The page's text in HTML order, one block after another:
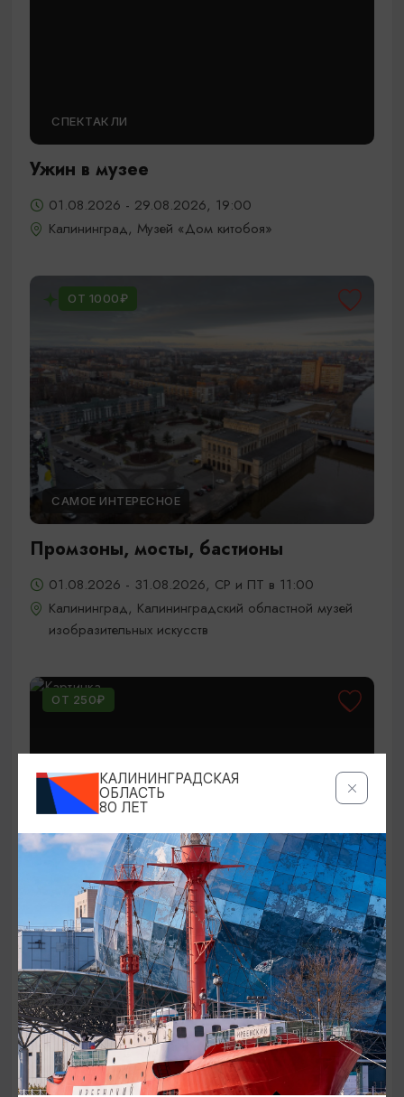
СПЕКТАКЛИ
Ужин в музее
01.08.2026 - 29.08.2026, 19:00
Калининград, Музей «Дом китобоя»
ОТ 1000₽
САМОЕ ИНТЕРЕСНОЕ
Промзоны, мосты, бастионы
01.08.2026 - 31.08.2026, СР и ПТ в 11:00
Калининград, Калининградский областной музей
изобразительных искусств
ОТ 250₽
КОНЦЕРТЫ
Мероприятия в Доме-музее Германа
Брахерта в августе
01.08.2026 - 31.08.2026
Светлогорск, Дом-музей Германа Брахерта
КАЛИНИНГРАДСКАЯ
ОБЛАСТЬ
80 ЛЕТ